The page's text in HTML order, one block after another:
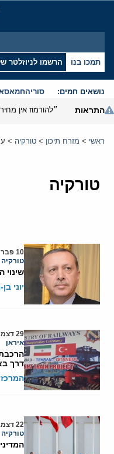
תמכו בנו הרשמו לניוזלטר
נושאים חמים: סוריהחמאס
התראות
ראשי > מזרח תיכון > טורקיה >
טורקיה
10 פברואר, 2022
טורקיה
שינוי
יוני
29 דצמבר, 2021
איראן
דרך
המרכז
22 דצמבר, 2021
טורקיה